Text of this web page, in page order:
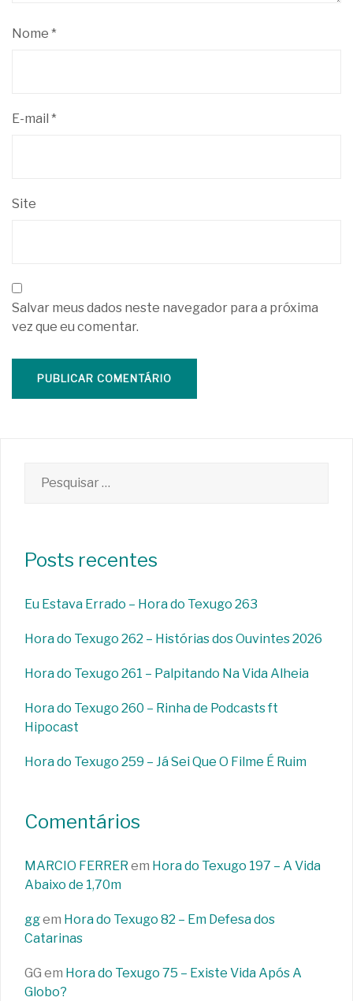
Nome *
E-mail *
Site
Salvar meus dados neste navegador para a próxima
vez que eu comentar.
por:
Posts recentes
Eu Estava Errado – Hora do Texugo 263
Hora do Texugo 262 – Histórias dos Ouvintes 2026
Hora do Texugo 261 – Palpitando Na Vida Alheia
Hora do Texugo 260 – Rinha de Podcasts ft
Hipocast
Hora do Texugo 259 – Já Sei Que O Filme É Ruim
Comentários
MARCIO FERRER em Hora do Texugo 197 – A Vida
Abaixo de 1,70m
ggem Hora do Texugo 82 – Em Defesa dos
Catarinas
GG em Hora do Texugo 75 – Existe Vida Após A
Globo?